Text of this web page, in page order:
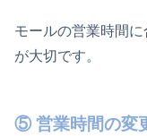
モールの営業時間
が大切です。
⑤ 営業時間の変